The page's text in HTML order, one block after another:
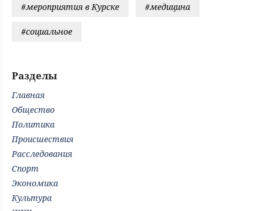
#мероприятия в Курске #медицина
#социальное
Разделы
Главная
Общество
Политика
Происшествия
Расследования
Спорт
Экономика
Культура